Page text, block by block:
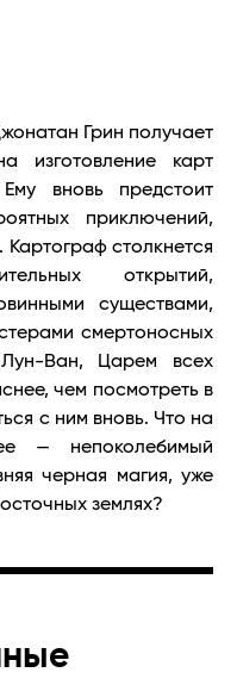
Грин получает
изготовление карт
вновь предстоит
приключений,
Картограф столкнется
открытий,
существами,
смертоносных
Ван, Царем всех
чем посмотреть в
с ним вновь. Что на
— непоколебимый
черная магия, уже
землях?